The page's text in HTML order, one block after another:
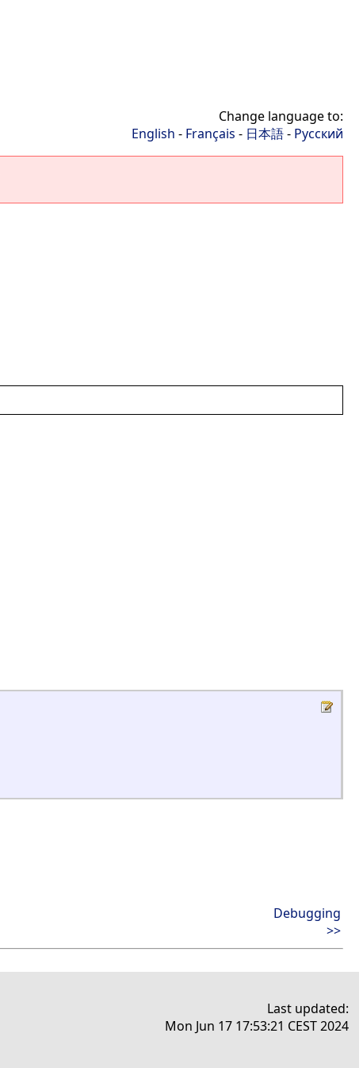
Change language to:
English - Français - 日本語- Русский
Debugging
>>
Last updated:
Mon Jun 17 17:53:21 CEST 2024